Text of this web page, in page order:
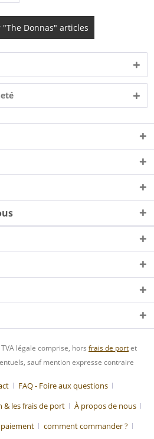
Donnas" articles
légale comprise, hors frais de portet
sauf mention expresse contraire
FAQ - Foire aux questions
& les frais de port
À propos de nous
comment commander ?